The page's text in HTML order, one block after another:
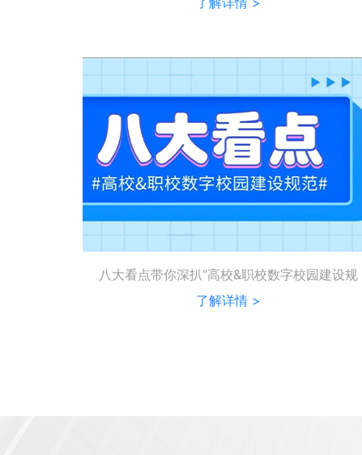
八大看点带你深扒“高校&职校数字校园建设规
···
了解详情 >